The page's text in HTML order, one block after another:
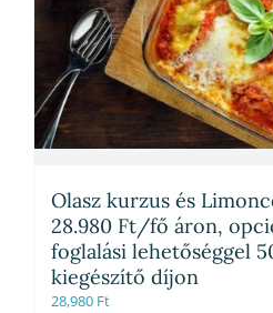
Olasz kurzus és
28.980 Ft/fő áron,
foglalási lehetőséggel
kiegészítő díjon
28,980 Ft